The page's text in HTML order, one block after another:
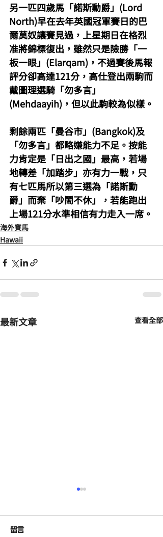
另一匹四歲馬「諾斯勳爵」(Lord
North)早在去年英國冠軍賽日的巴
爾莫奴讓賽見過，上星期日在格烈
准將錦標復出，雖然只是險勝「一
板一眼」(Elarqam)，不過賽後馬報
評分卻高達121分，高仕登出兩駒而
戴圖理選騎「勿多言」
(Mehdaayih)，但以此駒較為似樣。
剩餘兩匹「曼谷市」(Bangkok)及
「勿多言」都略嫌能力不足。按能
力肯定是「日出之國」最高，若場
地轉差「加踏步」亦有力一戰，只
有七匹馬所以第三選為「諾斯勳
爵」而棄「吵鬧不休」，若能跑出
上場121分水準相信有力走入一席。
海外賽馬
Hawaii
最新文章 查看全部
留言